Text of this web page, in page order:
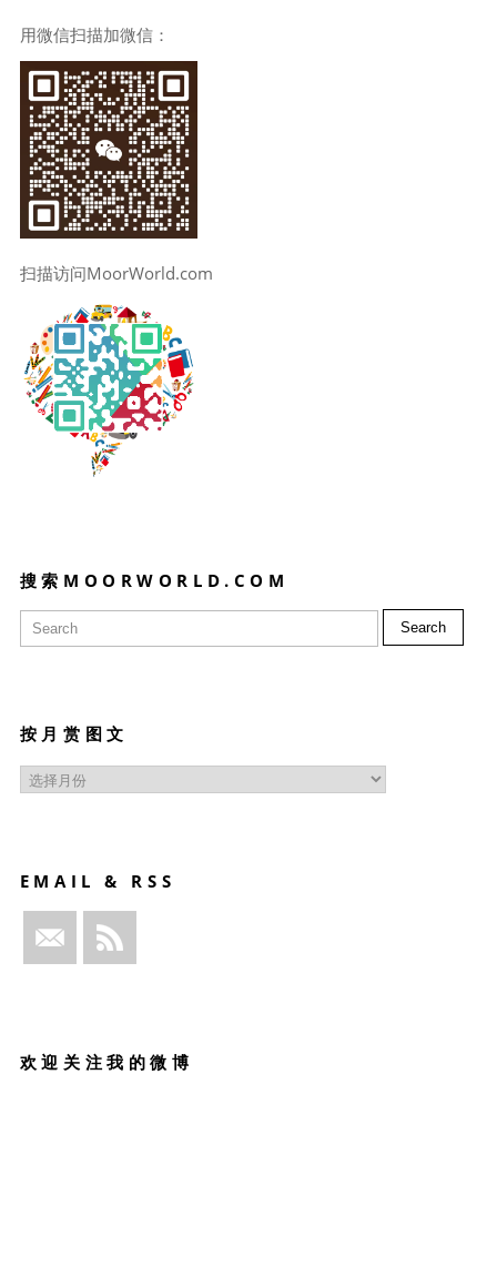
用微信扫描加微信：
扫描访问MoorWorld.com
搜索MOORWORLD.COM
Search
按月赏图文
按
月
EMAIL & RSS
欢迎关注我的微博